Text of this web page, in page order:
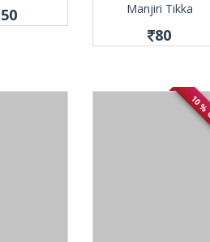
Manjiri Tikka
80
10